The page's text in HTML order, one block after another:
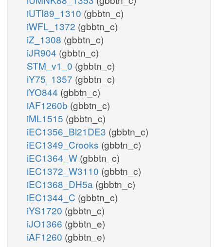
iUTI89_1310 (gbbtn_c)
iWFL_1372 (gbbtn_c)
iZ_1308 (gbbtn_c)
iJR904 (gbbtn_c)
STM_v1_0 (gbbtn_c)
iY75_1357 (gbbtn_c)
iYO844 (gbbtn_c)
iAF1260b (gbbtn_c)
iML1515 (gbbtn_c)
iEC1356_Bl21DE3 (gbbtn_c)
iEC1349_Crooks (gbbtn_c)
iEC1364_W (gbbtn_c)
iEC1372_W3110 (gbbtn_c)
iEC1368_DH5a (gbbtn_c)
iEC1344_C (gbbtn_c)
iYS1720 (gbbtn_c)
iJO1366 (gbbtn_e)
iAF1260 (gbbtn_e)